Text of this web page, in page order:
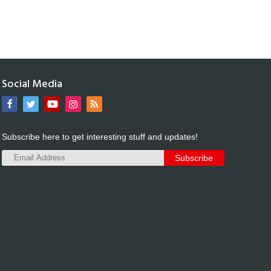
Social Media
Subscribe here to get interesting stuff and updates!